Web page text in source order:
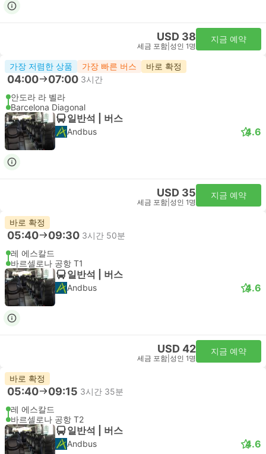
USD 38
세금 포함 성인 1명
지금 예약
가장 저렴한 상품 가장 빠른 버스 바로 확정
04:00 07:00 3시간
안도라 라 벨라
Barcelona Diagonal
일반석 | 버스
Andbus 4.6
USD 35
세금 포함 성인 1명
지금 예약
바로 확정
05:40 09:30 3시간 50분
레 에스칼드
바르셀로나 공항 T1
일반석 | 버스
Andbus 4.6
USD 42
세금 포함 성인 1명
지금 예약
바로 확정
05:40 09:15 3시간 35분
레 에스칼드
바르셀로나 공항 T2
일반석 | 버스
Andbus 4.6